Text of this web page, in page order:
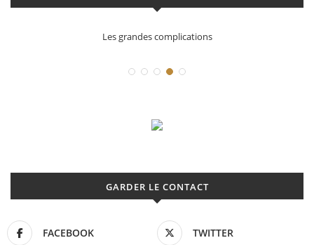
Déconstruction Parmigiani
GARDER LE CONTACT
FACEBOOK TWITTER